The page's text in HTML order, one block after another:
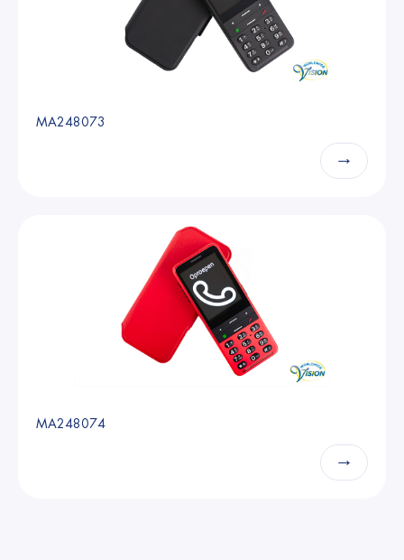
MA248073
→
MA248074
→